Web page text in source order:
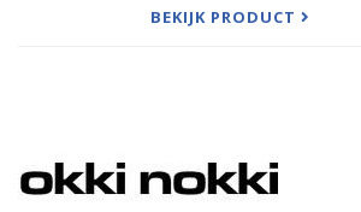
De platter van de Okki Nokki
BEKIJK PRODUCT